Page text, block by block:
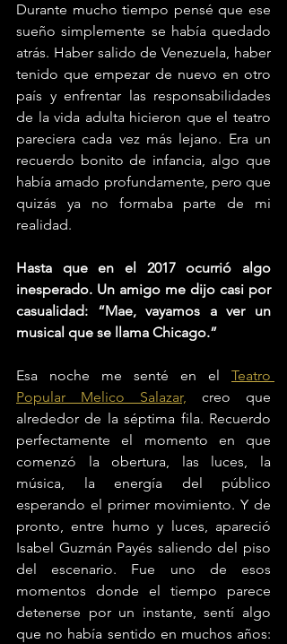
Durante mucho tiempo pensé que ese
sueño simplemente se había quedado
atrás. Haber salido de Venezuela, haber
tenido que empezar de nuevo en otro
país y enfrentar las responsabilidades
de la vida adulta hicieron que el teatro
pareciera cada vez más lejano. Era un
recuerdo bonito de infancia, algo que
había amado profundamente, pero que
quizás ya no formaba parte de mi
realidad.
Hasta que en el 2017 ocurrió algo
inesperado. Un amigo me dijo casi por
casualidad: “Mae, vayamos a ver un
musical que se llama Chicago.”
Esa noche me senté en el Teatro
Popular Melico Salazar, creo que
alrededor de la séptima fila. Recuerdo
perfectamente el momento en que
comenzó la obertura, las luces, la
música, la energía del público
esperando el primer movimiento. Y de
pronto, entre humo y luces, apareció
Isabel Guzmán Payés saliendo del piso
del escenario. Fue uno de esos
momentos donde el tiempo parece
detenerse por un instante, sentí algo
que no había sentido en muchos años: